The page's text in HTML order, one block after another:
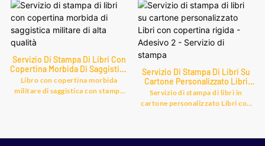
Servizio Di Stampa Di Libri Con
Copertina Morbida Di Saggistica
Militare Di Alta Qualità
Libro con copertina morbida
militare di saggistica con stampa
Servizio Di Stampa Di Libri Su
Cartone Personalizzato Libri
Con Copertina Rigida - Adesivo
2 - Servizio Di Stampa
Servizio di stampa di libri in
cartone personalizzato Libri con